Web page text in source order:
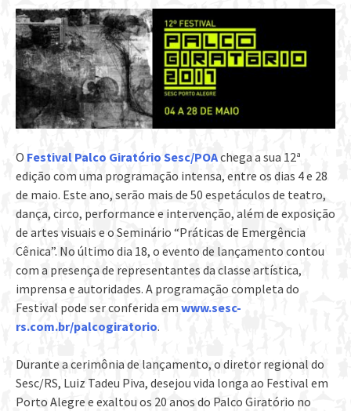
O Festival Palco Giratório Sesc/POAchega a sua 12ª
edição com uma programação intensa, entre os dias 4 e 28
de maio. Este ano, serão mais de 50 espetáculos de teatro,
dança, circo, performance e intervenção, além de exposição
de artes visuais e o Seminário “Práticas de Emergência
Cênica”. No último dia 18, o evento de lançamento contou
com a presença de representantes da classe artística,
imprensa e autoridades. A programação completa do
Festival pode ser conferida em www.sesc-
rs.com.br/palcogiratorio.
Durante a cerimônia de lançamento, o diretor regional do
Sesc/RS, Luiz Tadeu Piva, desejou vida longa ao Festival em
Porto Alegre e exaltou os 20 anos do Palco Giratório no